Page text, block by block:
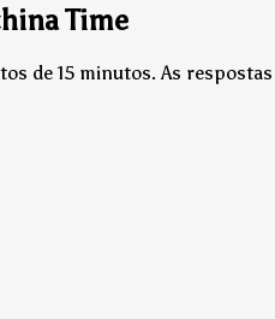
Time
de 15 minutos. As